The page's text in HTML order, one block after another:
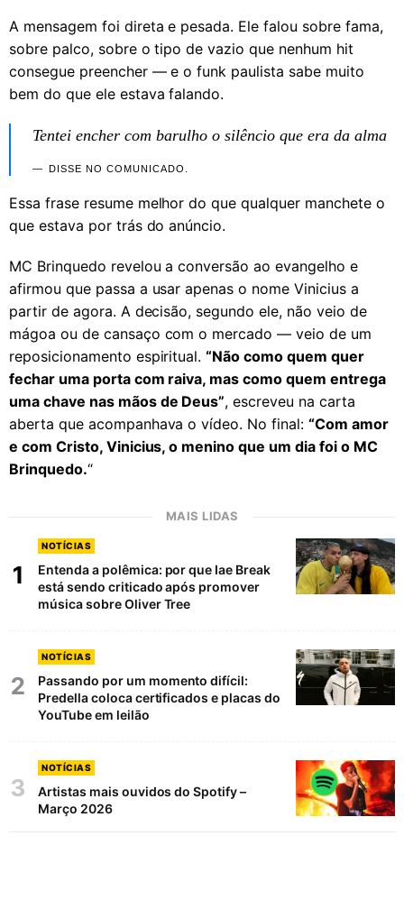
A mensagem foi direta e pesada. Ele falou sobre fama,
sobre palco, sobre o tipo de vazio que nenhum hit
consegue preencher — e o funk paulista sabe muito
bem do que ele estava falando.
Tentei encher com barulho o silêncio que era da alma
DISSE NO COMUNICADO.
Essa frase resume melhor do que qualquer manchete o
que estava por trás do anúncio.
MC Brinquedo revelou a conversão ao evangelho e
afirmou que passa a usar apenas o nome Vinicius a
partir de agora. A decisão, segundo ele, não veio de
mágoa ou de cansaço com o mercado — veio de um
reposicionamento espiritual.“Não como quem quer
fechar uma porta com raiva, mas como quem entrega
uma chave nas mãos de Deus”, escreveu na carta
aberta que acompanhava o vídeo. No final: “Com amor
e com Cristo, Vinicius, o menino que um dia foi o MC
Brinquedo.“
MAIS LIDAS
1
NOTÍCIAS
Entenda a polêmica: por que Iae Break
está sendo criticado após promover
música sobre Oliver Tree
2
NOTÍCIAS
Passando por um momento difícil:
Predella coloca certificados e placas do
YouTube em leilão
3
NOTÍCIAS
Artistas mais ouvidos do Spotify –
Março 2026